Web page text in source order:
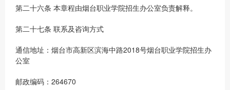
第二十六条 本章程由烟台职业学院招生办公室负责解释。
第二十七条 联系及咨询方式
通信地址：烟台市高新区滨海中路2018号烟台职业学院招生办
公室
邮政编码：264670